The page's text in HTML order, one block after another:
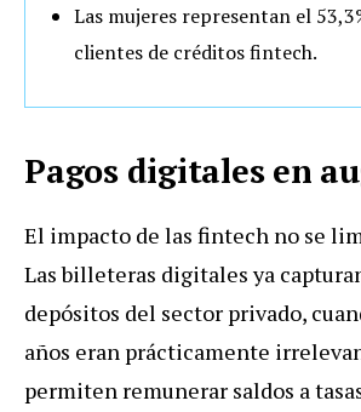
Las mujeres representan el
clientes de créditos fintech.
Pagos digitales en
El impacto de las fintech no se
Las billeteras digitales ya
depósitos del sector privado,
años eran prácticamente
permiten remunerar saldos a